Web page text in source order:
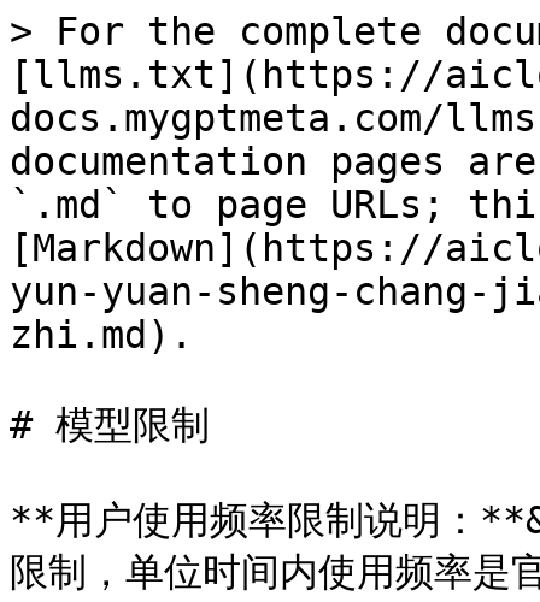
> For the complete
[llms.txt](https://
docs.mygptmeta.com/
documentation pages
`.md` to page URLs;
[Markdown](https://
yun-yuan-sheng-
zhi.md).
# 模型限制
**用户使用频率限制说明：
限制，单位时间内使用频率